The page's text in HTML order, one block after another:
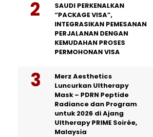
SAUDI PERKENALKAN
“PACKAGE VISA”,
INTEGRASIKAN PEMESANAN
PERJALANAN DENGAN
KEMUDAHAN PROSES
PERMOHONAN VISA
Merz Aesthetics
Luncurkan Ultherapy
Mask – PDRN Peptide
Radiance dan Program
untuk 2026 di Ajang
Ultherapy PRIME Soirée,
Malaysia